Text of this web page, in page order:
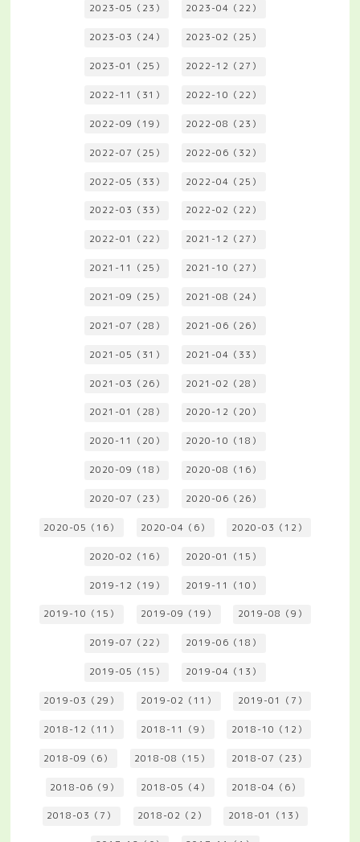
2023-05（23） 2023-04（22）
2023-03（24） 2023-02（25）
2023-01（25） 2022-12（27）
2022-11（31） 2022-10（22）
2022-09（19） 2022-08（23）
2022-07（25） 2022-06（32）
2022-05（33） 2022-04（25）
2022-03（33） 2022-02（22）
2022-01（22） 2021-12（27）
2021-11（25） 2021-10（27）
2021-09（25） 2021-08（24）
2021-07（28） 2021-06（26）
2021-05（31） 2021-04（33）
2021-03（26） 2021-02（28）
2021-01（28） 2020-12（20）
2020-11（20） 2020-10（18）
2020-09（18） 2020-08（16）
2020-07（23） 2020-06（26）
2020-05（16） 2020-04（6） 2020-03（12）
2020-02（16） 2020-01（15）
2019-12（19） 2019-11（10）
2019-10（15） 2019-09（19） 2019-08（9）
2019-07（22） 2019-06（18）
2019-05（15） 2019-04（13）
2019-03（29） 2019-02（11） 2019-01（7）
2018-12（11） 2018-11（9） 2018-10（12）
2018-09（6） 2018-08（15） 2018-07（23）
2018-06（9） 2018-05（4） 2018-04（6）
2018-03（7） 2018-02（2） 2018-01（13）